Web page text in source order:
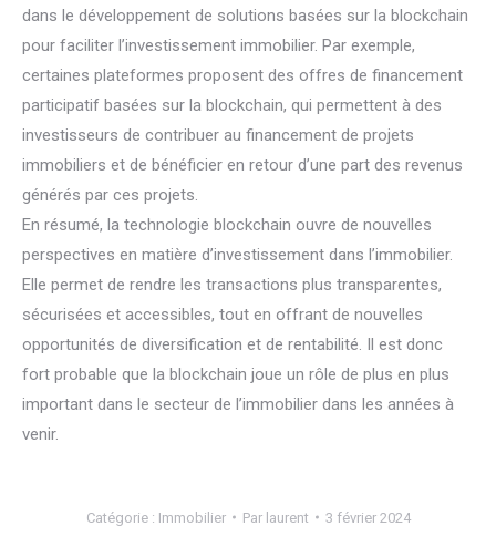
dans le développement de solutions basées sur la blockchain
pour faciliter l’investissement immobilier. Par exemple,
certaines plateformes proposent des offres de financement
participatif basées sur la blockchain, qui permettent à des
investisseurs de contribuer au financement de projets
immobiliers et de bénéficier en retour d’une part des revenus
générés par ces projets.
En résumé, la technologie blockchain ouvre de nouvelles
perspectives en matière d’investissement dans l’immobilier.
Elle permet de rendre les transactions plus transparentes,
sécurisées et accessibles, tout en offrant de nouvelles
opportunités de diversification et de rentabilité. Il est donc
fort probable que la blockchain joue un rôle de plus en plus
important dans le secteur de l’immobilier dans les années à
venir.
Catégorie : Immobilier Par laurent 3 février 2024